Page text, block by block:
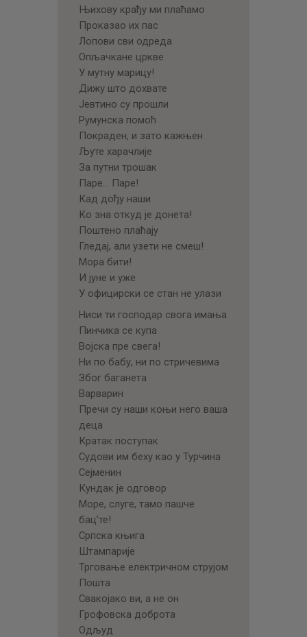
Њихову крађу ми плаћамо
Проказао их пас
Лопови сви одреда
Опљачкане цркве
У мутну марицу!
Дижу што дохвате
Јевтино су прошли
Румунска помоћ
Покраден, и зато кажњен
Љуте харачлије
За путни трошак
Паре… Паре!
Кад дођу наши
Ко зна откуд је донета!
Поштено плаћају
Гледај, али узети не смеш!
Мора бити!
И јуне и уже
У официрски се стан не улази
Ниси ти господар свога имања
Пинчика се купа
Војска пре свега!
Ни по бабу, ни по стричевима
Због баганета
Варварин
Пречи су наши коњи него ваша
деца
Кратак поступак
Судови им беху као у Турчина
Сејменин
Кундак је одговор
Море, слуге, тамо пашче
бац’те!
Српска књига
Штампарије
Трговање електричном струјом
Пошта
Свакојако ви, а не он
Грофовска доброта
Одљуд